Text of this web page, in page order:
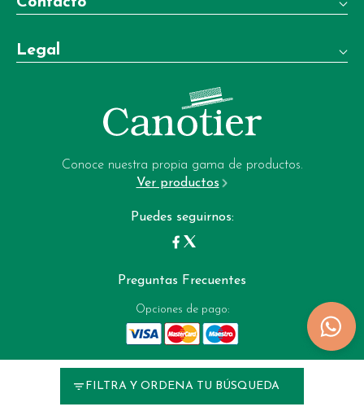
FILTRA Y ORDENA TU BÚSQUEDA
Teléfono:
+34 981 22 97 83
+34 604 02 37 06
garrote-web@perfumeriagarrote.es
Legal
Términos y condiciones de venta
Política de privacidad
Conoce nuestra propia gama de productos.
Ver productos
Puedes seguirnos:
Preguntas Frecuentes
Opciones de pago:
Perfumerias Garrote © 2025